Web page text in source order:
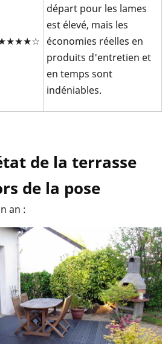
départ pour les lames
est élevé, mais les
économies réelles en
produits d'entretien et
en temps sont
indéniables.
de la terrasse
de la pose
an :